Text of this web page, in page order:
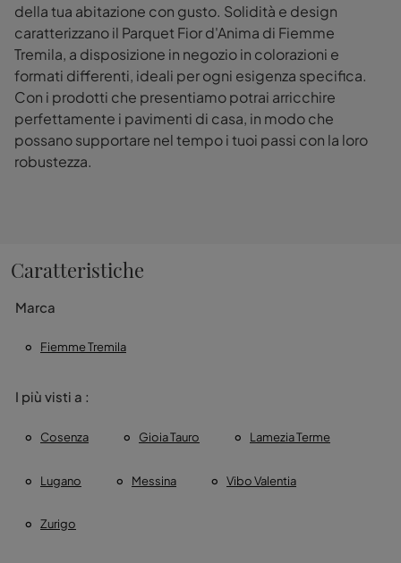
della tua abitazione con gusto. Solidità e design
caratterizzano il Parquet Fior d'Anima di Fiemme
Tremila, a disposizione in negozio in colorazioni e
formati differenti, ideali per ogni esigenza specifica.
Con i prodotti che presentiamo potrai arricchire
perfettamente i pavimenti di casa, in modo che
possano supportare nel tempo i tuoi passi con la loro
robustezza.
Caratteristiche
Marca
Fiemme Tremila
I più visti a :
Cosenza Gioia Tauro Lamezia Terme
Lugano Messina Vibo Valentia
Zurigo